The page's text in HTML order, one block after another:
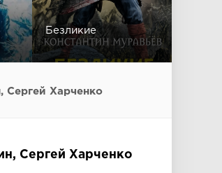
Безликие
Сергей Харченко
Сергей Харченко